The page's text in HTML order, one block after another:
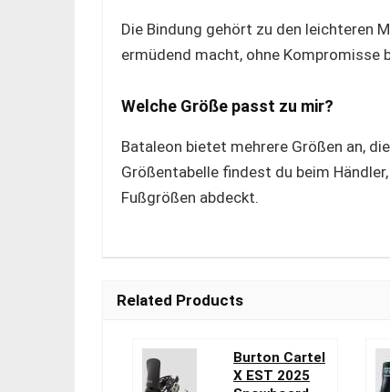
Die Bindung gehört zu den leichteren
ermüdend macht, ohne Kompromisse
Welche Größe passt zu mir?
Bataleon bietet mehrere Größen an,
Größentabelle findest du beim
Fußgrößen abdeckt.
Related Products
Burton Cartel
X EST 2025